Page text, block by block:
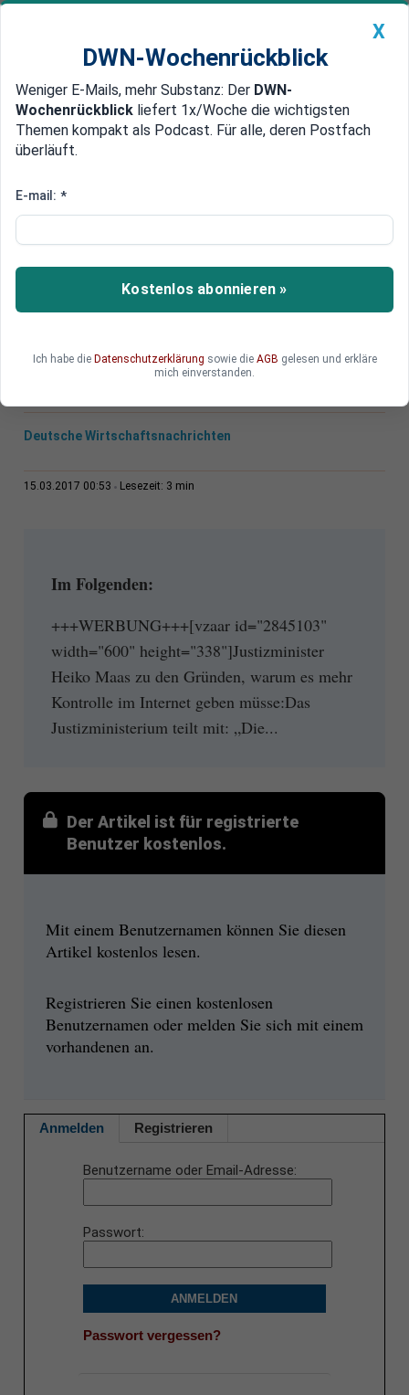
Newsticker MEIN DWN: Geldanlage Premium
Edelmetalle DWN-Magazin China
Falschmeldungen und Blasphemie
Deutschland und Pakistan
verschärfen Kontrolle im
Internet
In Deutschland sollen im Internet „strafbare Fake
„blasphemische Inhalte“.
Deutsche Wirtschaftsnachrichten
15.03.2017 00:53 Lesezeit: 3 min
Im Folgenden:
+++WERBUNG+++[vzaar id="2845103"
width="600" height="338"]Justizminister
Heiko Maas zu den Gründen, warum es mehr
Kontrolle im Internet geben müsse:Das
Justizministerium teilt mit: „Die...
Der Artikel ist für registrierte
Benutzer kostenlos.
Mit einem Benutzernamen können Sie diesen
Artikel kostenlos lesen.
Registrieren Sie einen kostenlosen
Benutzernamen oder melden Sie sich mit einem
vorhandenen an.
Anmelden Registrieren
Benutzername oder Email-Adresse
Passwort
ANMELDEN
Passwort vergessen?
X
DWN-Wochenrückblick
Weniger E-Mails, mehr Substanz: Der DWN-
Wochenrückblick liefert 1x/Woche die wichtigsten
Themen kompakt als Podcast. Für alle, deren Postfach
überläuft.
E-mail: *
Kostenlos abonnieren »
Ich habe die Datenschutzerklärung sowie die AGB gelesen und erkläre
mich einverstanden.